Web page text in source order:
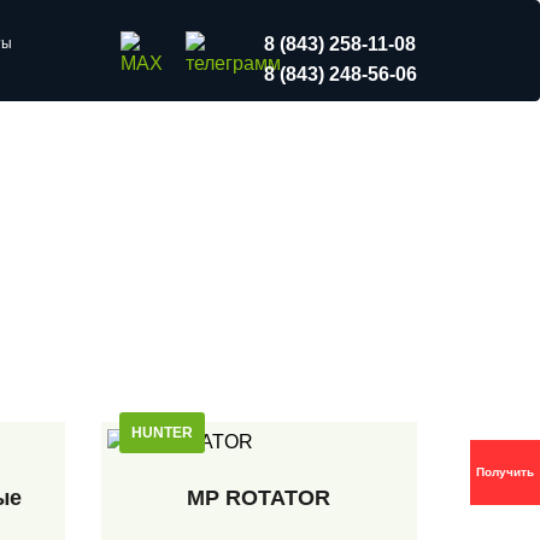
8 (843) 258-11-08
8 (843) 248-56-06
Получить
MP ROTATOR
HUNTER